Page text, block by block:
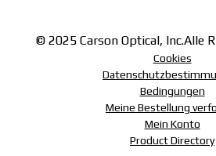
© 2025 Carson Optical, Inc.Alle
Cookies
Bedingungen
Meine Bestellung
Mein Konto
Product Directory